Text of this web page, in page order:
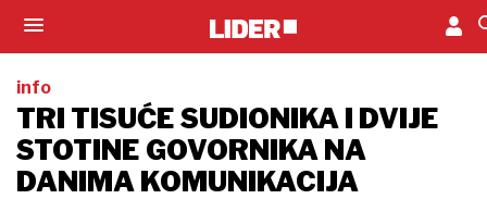
info
TRI TISUĆE SUDIONIKA I DVIJE
STOTINE GOVORNIKA NA
DANIMA KOMUNIKACIJA